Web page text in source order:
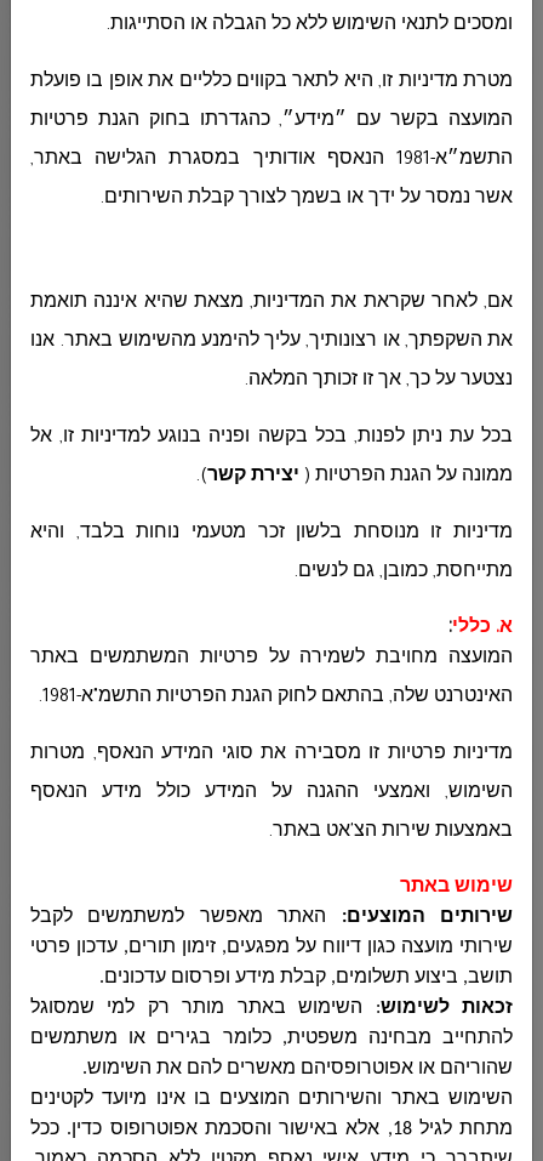
الحوسبة وانظمة المعلومات
التربية والتعليم
مركز الخدمات النفسية
قسم الصحة والبيئة وترخيص المصالح
قسم الشبيبة
وحدة النهوض بمكانة المرأة
الخدمات البيطرية
ומסכים לתנאי השימוש ללא כל הגבלה או הסתייגות.
מטרת מדיניות זו, היא לתאר בקווים כלליים את אופן בו פועלת
המועצה בקשר עם ״מידע״, כהגדרתו בחוק הגנת פרטיות
התשמ״א-1981 הנאסף אודותיך במסגרת הגלישה באתר,
אשר נמסר על ידך או בשמך לצורך קבלת השירותים.
אם, לאחר שקראת את המדיניות, מצאת שהיא איננה תואמת
את השקפתך, או רצונותיך, עליך להימנע מהשימוש באתר. אנו
נצטער על כך, אך זו זכותך המלאה.
בכל עת ניתן לפנות, בכל בקשה ופניה בנוגע למדיניות זו, אל
ממונה על הגנת הפרטיות ( יצירת קשר )
.
מדיניות זו מנוסחת בלשון זכר מטעמי נוחות בלבד, והיא
מתייחסת, כמובן, גם לנשים.
א. כללי:
המועצה מחויבת לשמירה על פרטיות המשתמשים באתר
האינטרנט שלה, בהתאם לחוק הגנת הפרטיות התשמ"א-1981
.
מדיניות פרטיות זו מסבירה את סוגי המידע הנאסף, מטרות
השימוש, ואמצעי ההגנה על המידע כולל מידע הנאסף
באמצעות שירות הצ'אט באתר .
שימוש באתר
שירותים המוצעים: האתר מאפשר למשתמשים לקבל
שירותי מועצה כגון דיווח על מפגעים, זימון תורים, עדכון פרטי
תושב, ביצוע תשלומים, קבלת מידע ופרסום עדכונים.
זכאות לשימוש: השימוש באתר מותר רק למי שמסוגל
להתחייב מבחינה משפטית, כלומר בגירים או משתמשים
שהוריהם או אפוטרופסיהם מאשרים להם את השימוש.
השימוש באתר והשירותים המוצעים בו אינו מיועד לקטינים
מתחת לגיל 18, אלא באישור והסכמת אפוטרופוס כדין. ככל